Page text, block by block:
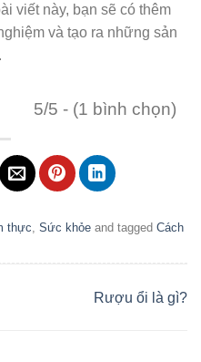
viết này, bạn sẽ có thêm
và tạo ra những sản
5/5 - (1 bình chọn)
thực, Sức khỏe and tagged Cách
Rượu ổi là gì?